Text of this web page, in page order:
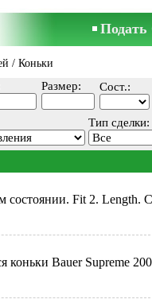
Подать
/ Коньки
Размер: Сост.:
Тип сделки:
состоянии. Fit 2. Length.
коньки Bauer Supreme